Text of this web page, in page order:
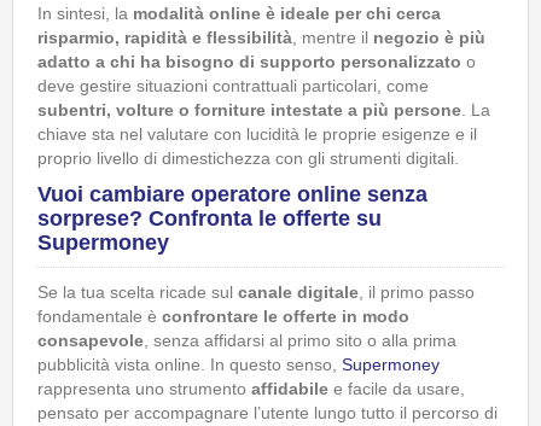
In sintesi, la modalità online è ideale per chi cerca
risparmio, rapidità e flessibilità , mentre il negozio è più
adatto a chi ha bisogno di supporto personalizzato o
deve gestire situazioni contrattuali particolari, come
subentri, volture o forniture intestate a più persone . La
chiave sta nel valutare con lucidità le proprie esigenze e il
proprio livello di dimestichezza con gli strumenti digitali.
Vuoi cambiare operatore online senza
sorprese? Confronta le offerte su
Supermoney
Se la tua scelta ricade sul canale digitale , il primo passo
fondamentale è confrontare le offerte in modo
consapevole , senza affidarsi al primo sito o alla prima
pubblicità vista online. In questo senso, Supermoney
rappresenta uno strumento affidabile e facile da usare,
pensato per accompagnare l’utente lungo tutto il percorso di